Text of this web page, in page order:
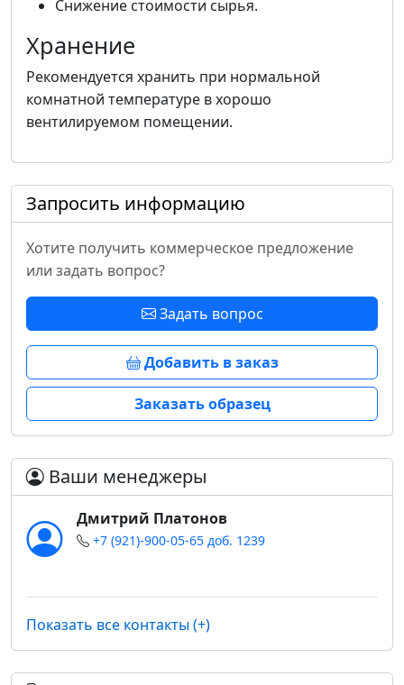
Снижение стоимости сырья.
Хранение
Рекомендуется хранить при нормальной
комнатной температуре в хорошо
вентилируемом помещении.
Запросить информацию
Хотите получить коммерческое предложение
или задать вопрос?
Задать вопрос
Добавить в заказ
Заказать образец
Ваши менеджеры
Дмитрий Платонов
+7 (921)-900-05-65 доб. 1239
Показать все контакты (+)